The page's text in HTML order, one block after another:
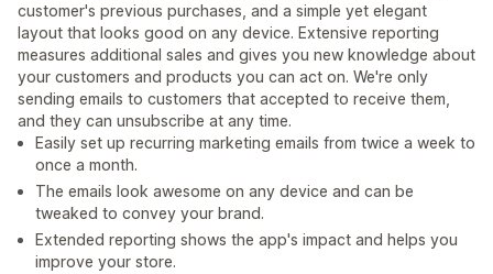
customer's previous purchases, and a simple yet elegant
layout that looks good on any device. Extensive reporting
measures additional sales and gives you new knowledge about
your customers and products you can act on. We're only
sending emails to customers that accepted to receive them,
and they can unsubscribe at any time.
Easily set up recurring marketing emails from twice a week to
once a month.
The emails look awesome on any device and can be
tweaked to convey your brand.
Extended reporting shows the app's impact and helps you
improve your store.